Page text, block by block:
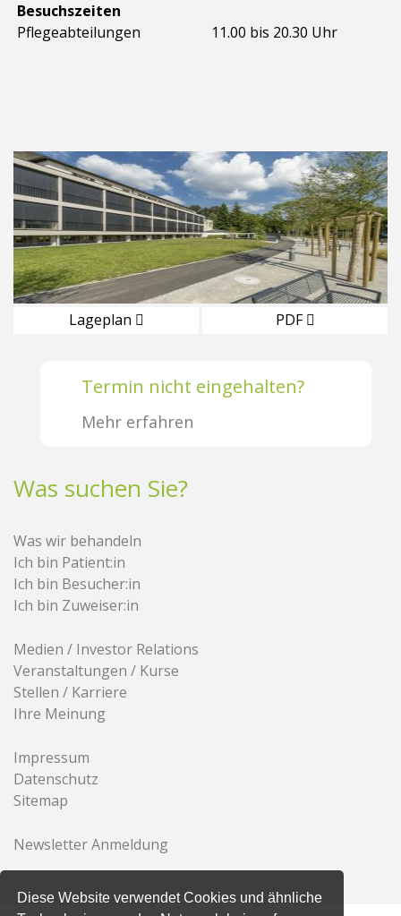
Diese Website verwendet Cookies und ähnliche
Besuchszeiten
Pflegeabteilungen
11.00 bis 20.30 Uhr
Lageplan PDF
Termin nicht eingehalten?
Mehr erfahren
Was suchen Sie?
Was wir behandeln
Ich bin Patient:in
Ich bin Besucher:in
Ich bin Zuweiser:in
Medien / Investor Relations
Veranstaltungen / Kurse
Stellen / Karriere
Ihre Meinung
Impressum
Datenschutz
Sitemap
Newsletter Anmeldung